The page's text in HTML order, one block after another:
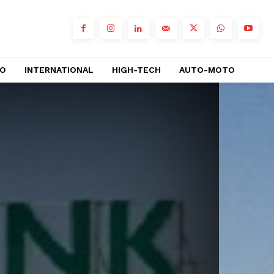
INTERNATIONAL HIGH-TECH AUTO-MOTO